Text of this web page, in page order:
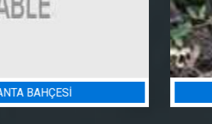
BADEM BAHÇESI SULAMA PROJESI